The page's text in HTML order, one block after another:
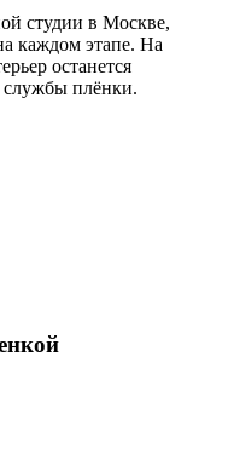
студии в Москве,
каждом этапе. На
останется
плёнки.